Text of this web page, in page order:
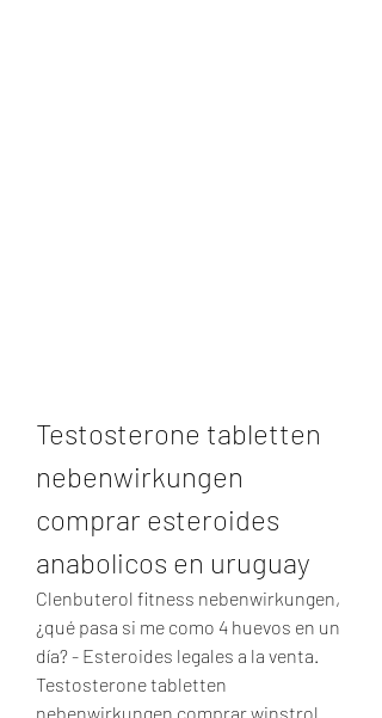
Testosterone tabletten
nebenwirkungen
comprar esteroides
anabolicos en uruguay
Clenbuterol fitness nebenwirkungen,
¿qué pasa si me como 4 huevos en un
día? - Esteroides legales a la venta.
Testosterone tabletten
nebenwirkungen comprar winstrol